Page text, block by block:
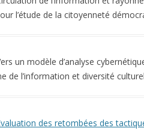
l’étude de la citoyenneté
un modèle d’analyse
de l’information et diversité
des retombées des